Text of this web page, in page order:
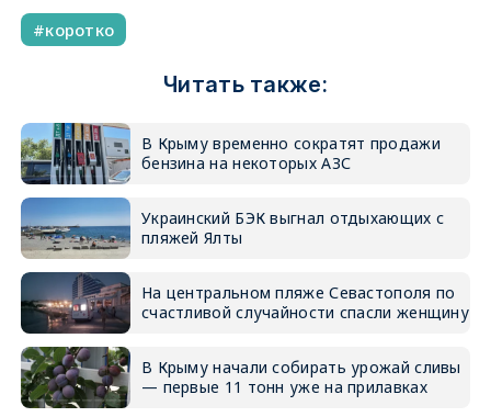
коротко
Читать также:
В Крыму временно сократят продажи
бензина на некоторых АЗС
Украинский БЭК выгнал отдыхающих с
пляжей Ялты
На центральном пляже Севастополя по
счастливой случайности спасли женщину
В Крыму начали собирать урожай сливы
— первые 11 тонн уже на прилавках